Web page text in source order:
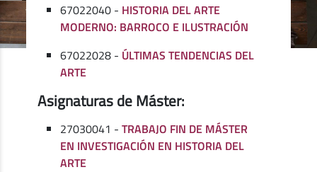
67022040 - HISTORIA DEL ARTE
MODERNO: BARROCO E ILUSTRACIÓN
67022028 - ÚLTIMAS TENDENCIAS DEL
ARTE
Asignaturas de Máster:
27030041 -TRABAJO FIN DE MÁSTER
EN INVESTIGACIÓN EN HISTORIA DEL
ARTE